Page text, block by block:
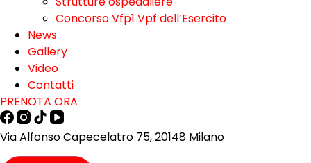
Concorso Vfp1 Vpf dell’Esercito
News
Gallery
Video
Contatti
PRENOTA ORA
Via Alfonso Capecelatro 75, 20148 Milano